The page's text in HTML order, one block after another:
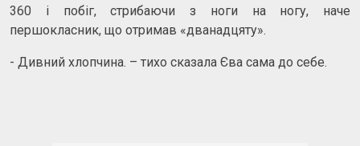
360 і побіг, стрибаючи з ноги на ногу, наче
першокласник, що отримав «дванадцяту».
- Дивний хлопчина. – тихо сказала Єва сама до себе.